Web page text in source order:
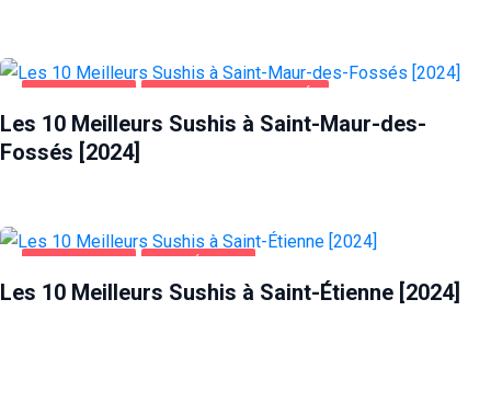
Les 10 Meilleurs Sushis à Saint-Maur-des-
Fossés [2024]
Les 10 Meilleurs Sushis à Saint-Étienne [2024]